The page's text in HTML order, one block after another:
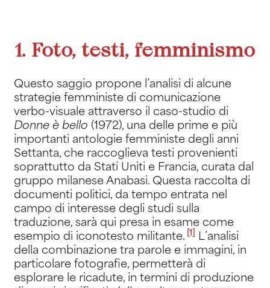
immagini attraverso il collage, e il rilievo dato alle figure di
donne afroamericane per accompagnare uno dei primi
femminista sottraendola a narrazioni anacronistiche: il
modo in cui le femministe degli anni Settanta hanno
conquistato l’accesso al discorso politico, rendendo anche
le loro immagini politiche, illumina il significato dell’idea non
essenzialista di “sorellanza”.
1. Foto, testi, femminismo
Questo saggio propone l’analisi di alcune
strategie femministe di comunicazione
verbo-visuale attraverso il caso-studio di
Donne è bello (1972), una delle prime e più
importanti antologie femministe degli anni
Settanta, che raccoglieva testi provenienti
soprattutto da Stati Uniti e Francia, curata dal
gruppo milanese Anabasi. Questa raccolta di
documenti politici, da tempo entrata nel
campo di interesse degli studi sulla
traduzione, sarà qui presa in esame come
esempio di iconotesto militante. [1]
L’analisi
della combinazione tra parole e immagini, in
particolare fotografie, permetterà di
esplorare le ricadute, in termini di produzione